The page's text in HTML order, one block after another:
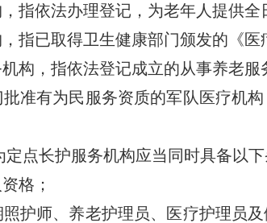
依法办理登记，为老年人提供全
已取得卫生健康部门颁发的《医
，指依法登记成立的从事养老服
有为民服务资质的军队医疗机构
点长护服务机构应当同时具备以下
格；
师、养老护理员、医疗护理员及